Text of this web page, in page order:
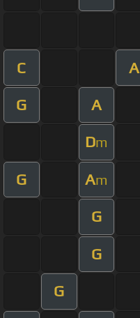
C A
G A
Dm
G Am
G
G
G